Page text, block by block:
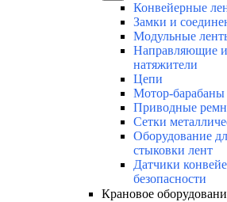
Конвейерные
Замки и
Модульные
Направляющие и
натяжители
Цепи
Мотор-барабаны
Приводные
Сетки
Оборудование
стыковки лент
Датчики
безопасности
Крановое